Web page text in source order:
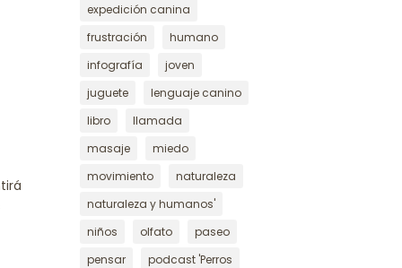
expedición canina
frustración
humano
infografía
joven
juguete
lenguaje canino
libro
llamada
masaje
miedo
movimiento
naturaleza
naturaleza y humanos'
niños
olfato
paseo
pensar
podcast 'Perros